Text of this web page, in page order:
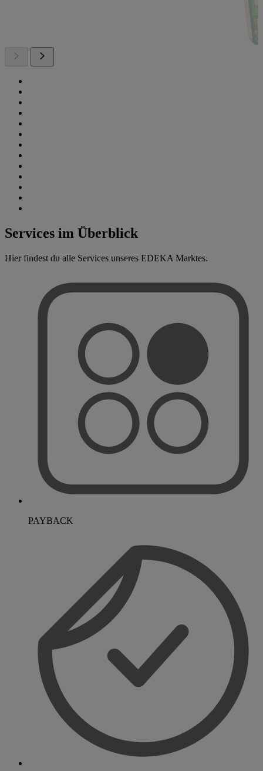
Services im Überblick
Hier findest du alle Services unseres EDEKA Marktes.
PAYBACK